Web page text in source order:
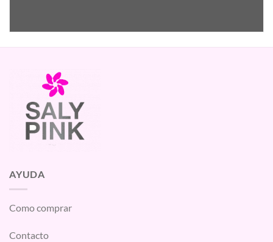
AYUDA
Como comprar
Contacto